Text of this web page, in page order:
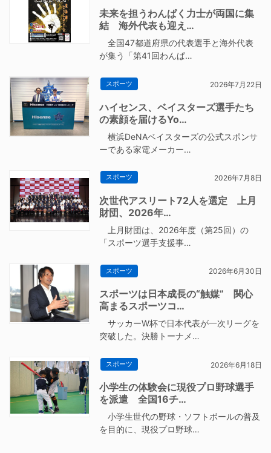
未来を担うわんぱく力士が両国に集
結 海外代表も迎え…
全国47都道府県の代表選手と海外代表
が集う「第41回わんぱ…
スポーツ 2026年7月22日
ハイセンス、ベイスターズ選手たち
の素顔を届けるYo…
横浜DeNAベイスターズの公式スポンサ
ーである家電メーカー…
スポーツ 2026年7月8日
次世代アスリート72人を選定 上月
財団、2026年…
上月財団は、2026年度（第25回）の
「スポーツ選手支援事…
スポーツ 2026年6月30日
スポーツは日本成長の“触媒” 関心
高まるスポーツコ…
サッカーW杯で日本代表が一次リーグを
突破した。決勝トーナメ…
スポーツ 2026年6月18日
小学生の体験会に現役プロ野球選手
を派遣 全国16チ…
小学生世代の野球・ソフトボールの普及
を目的に、現役プロ野球…